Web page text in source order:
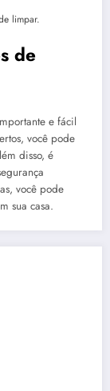
limpar.
de
e fácil
você pode
disso, é
você pode
sua casa.